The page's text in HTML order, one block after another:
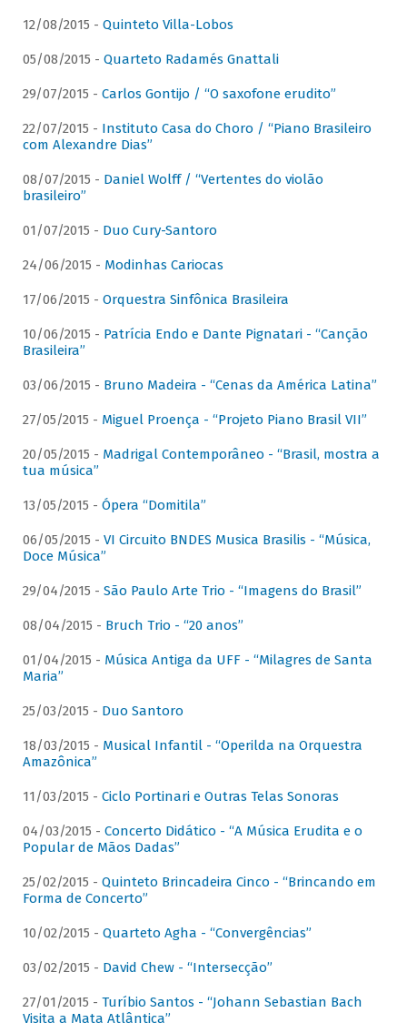
12/08/2015 - Quinteto Villa-Lobos
05/08/2015 - Quarteto Radamés Gnattali
29/07/2015 - Carlos Gontijo / “O saxofone erudito”
22/07/2015 - Instituto Casa do Choro / “Piano Brasileiro
com Alexandre Dias”
08/07/2015 - Daniel Wolff / “Vertentes do violão
brasileiro”
01/07/2015 - Duo Cury-Santoro
24/06/2015 - Modinhas Cariocas
17/06/2015 - Orquestra Sinfônica Brasileira
10/06/2015 - Patrícia Endo e Dante Pignatari - “Canção
Brasileira”
03/06/2015 - Bruno Madeira - “Cenas da América Latina”
27/05/2015 - Miguel Proença - “Projeto Piano Brasil VII”
20/05/2015 - Madrigal Contemporâneo - “Brasil, mostra a
tua música”
13/05/2015 - Ópera “Domitila”
06/05/2015 - VI Circuito BNDES Musica Brasilis - “Música,
Doce Música”
29/04/2015 - São Paulo Arte Trio - “Imagens do Brasil”
08/04/2015 - Bruch Trio - “20 anos”
01/04/2015 - Música Antiga da UFF - “Milagres de Santa
Maria”
25/03/2015 - Duo Santoro
18/03/2015 - Musical Infantil - “Operilda na Orquestra
Amazônica”
11/03/2015 - Ciclo Portinari e Outras Telas Sonoras
04/03/2015 - Concerto Didático - “A Música Erudita e o
Popular de Mãos Dadas”
25/02/2015 - Quinteto Brincadeira Cinco - “Brincando em
Forma de Concerto”
10/02/2015 - Quarteto Agha - “Convergências”
03/02/2015 - David Chew - “Intersecção”
27/01/2015 - Turíbio Santos - “Johann Sebastian Bach
Visita a Mata Atlântica”